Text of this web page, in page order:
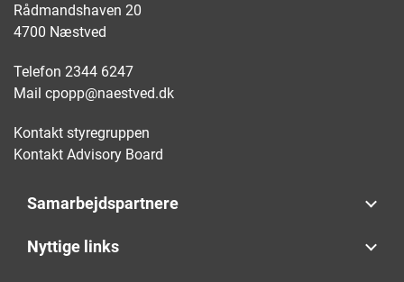
Rådmandshaven 20
4700 Næstved
Telefon 2344 6247
Mail cpopp@naestved.dk
Kontakt styregruppen
Kontakt Advisory Board
Samarbejdspartnere
Nyttige links